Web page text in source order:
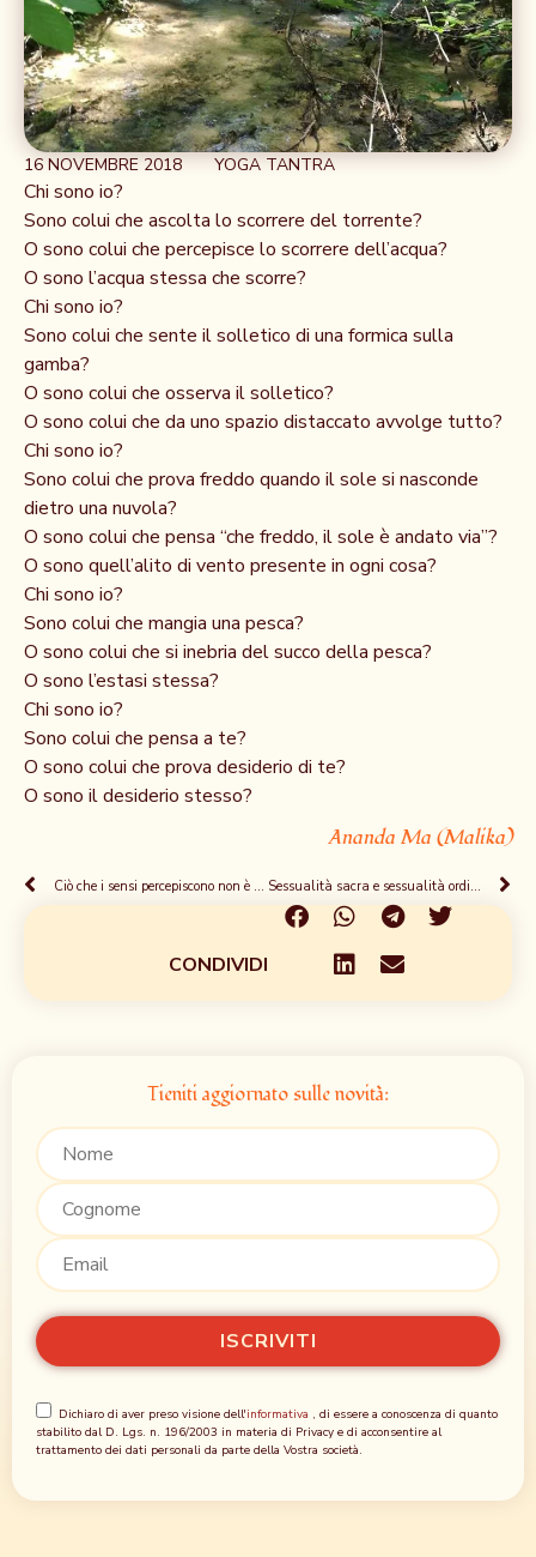
16 NOVEMBRE 2018 YOGA TANTRA
Chi sono io?
Sono colui che ascolta lo scorrere del torrente?
O sono colui che percepisce lo scorrere dell’acqua?
O sono l’acqua stessa che scorre?
Chi sono io?
Sono colui che sente il solletico di una formica sulla
gamba?
O sono colui che osserva il solletico?
O sono colui che da uno spazio distaccato avvolge tutto?
Chi sono io?
Sono colui che prova freddo quando il sole si nasconde
dietro una nuvola?
O sono colui che pensa “che freddo, il sole è andato via”?
O sono quell’alito di vento presente in ogni cosa?
Chi sono io?
Sono colui che mangia una pesca?
O sono colui che si inebria del succo della pesca?
O sono l’estasi stessa?
Chi sono io?
Sono colui che pensa a te?
O sono colui che prova desiderio di te?
O sono il desiderio stesso?
Ananda Ma (Malika)
Ciò che i sensi percepiscono non è reale Sessualità sacra e sessualità ordinaria
CONDIVIDI
Tieniti aggiornato sulle novità:
Dichiaro di aver preso visione dell'informativa , di essere a conoscenza di quanto
stabilito dal D. Lgs. n. 196/2003 in materia di Privacy e di acconsentire al
trattamento dei dati personali da parte della Vostra società.